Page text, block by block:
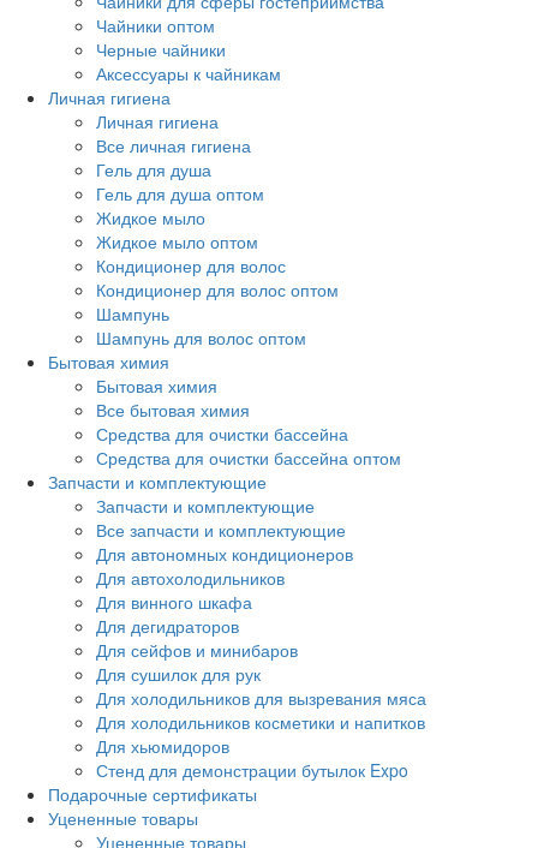
Чайники оптом
Черные чайники
Аксессуары к чайникам
Личная гигиена
Личная гигиена
Все личная гигиена
Гель для душа
Гель для душа оптом
Жидкое мыло
Жидкое мыло оптом
Кондиционер для волос
Кондиционер для волос оптом
Шампунь
Шампунь для волос оптом
Бытовая химия
Бытовая химия
Все бытовая химия
Средства для очистки бассейна
Средства для очистки бассейна оптом
Запчасти и комплектующие
Запчасти и комплектующие
Все запчасти и комплектующие
Для автономных кондиционеров
Для автохолодильников
Для винного шкафа
Для дегидраторов
Для сейфов и минибаров
Для сушилок для рук
Для холодильников для вызревания мяса
Для холодильников косметики и напитков
Для хьюмидоров
Стенд для демонстрации бутылок Expo
Подарочные сертификаты
Уцененные товары
Уцененные товары